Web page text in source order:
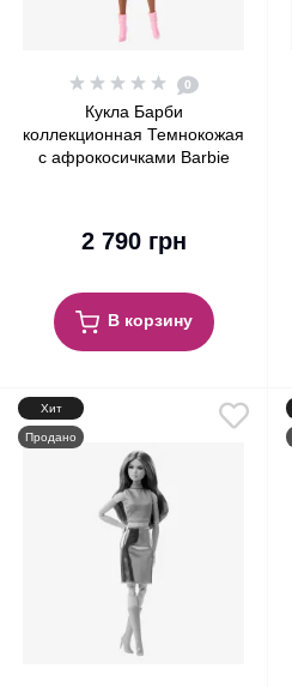
0
Кукла Барби
коллекционная Темнокожая
с афрокосичками Barbie
2 790 грн
В корзину
Хит
Продано